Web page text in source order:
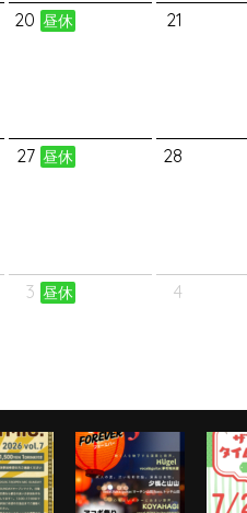
20 昼休 21
27 昼休 28
3 昼休 4